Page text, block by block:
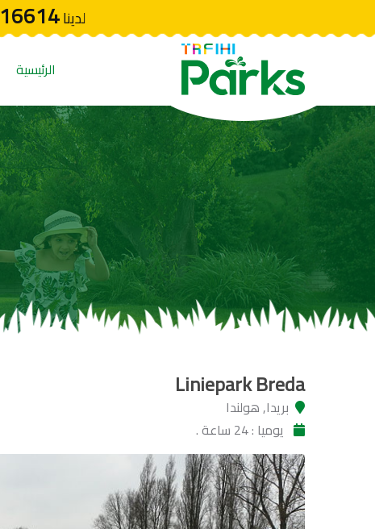
لدينا16614
الرئيسية
Liniepark Breda
بريدا, هولندا
يوميا : 24 ساعة .